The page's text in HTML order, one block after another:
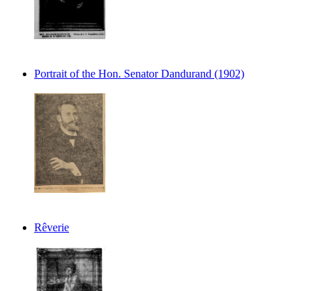
Portrait of the Hon. Senator Dandurand (1902)
Rêverie